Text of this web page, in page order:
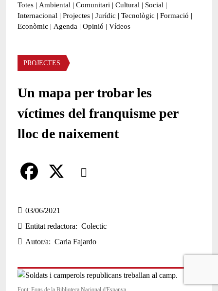
Totes | Ambiental | Comunitari | Cultural | Social |
Internacional | Projectes | Jurídic | Tecnològic | Formació |
Econòmic | Agenda | Opinió | Vídeos
Àmbit de la notícia
PROJECTES
Un mapa per trobar les
víctimes del franquisme per
lloc de naixement
Comparteix
a
c
e
o
03/06/2021
Entitat redactora
Colectic
Autor/a
Carla Fajardo
Font: Fons de la Biblioteca Nacional d'Espanya